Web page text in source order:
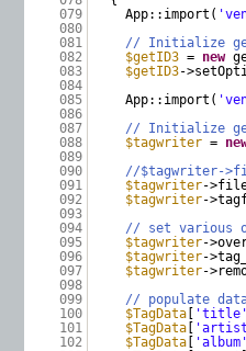
079
App::import(
080
081
// Initialize
082
$getID3 = new
083
$getID3-
084
085
App::import(
086
087
// Initialize
088
$tagwriter =
089
090
//$tagwriter-
091
$tagwriter-
092
$tagwriter-
093
094
// set various
095
$tagwriter-
096
$tagwriter-
097
$tagwriter-
098
099
// populate
100
$TagData 'title'
101
$TagData
102
$TagData 'album'